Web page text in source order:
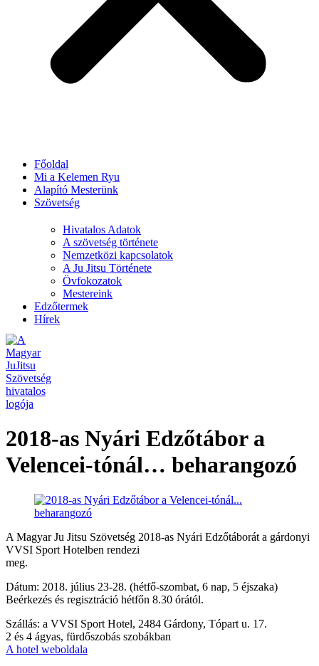
Főoldal
Mi a Kelemen Ryu
Alapító Mesterünk
Szövetség
Hivatalos Adatok
A szövetség története
Nemzetközi kapcsolatok
A Ju Jitsu Története
Övfokozatok
Mestereink
Edzőtermek
Hírek
2018-as Nyári Edzőtábor a
Velencei-tónál… beharangozó
A Magyar Ju Jitsu Szövetség 2018-as Nyári Edzőtáborát a gárdonyi
VVSI Sport Hotelben rendezi
meg.
Dátum: 2018. július 23-28. (hétfő-szombat, 6 nap, 5 éjszaka)
Beérkezés és regisztráció hétfőn 8.30 órától.
Szállás: a VVSI Sport Hotel, 2484 Gárdony, Tópart u. 17.
2 és 4 ágyas, fürdőszobás szobákban
A hotel weboldala